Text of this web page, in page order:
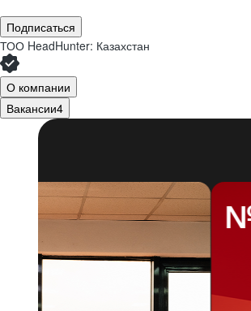
Подписаться
ТОО HeadHunter: Казахстан
О компании
Вакансии4
№1